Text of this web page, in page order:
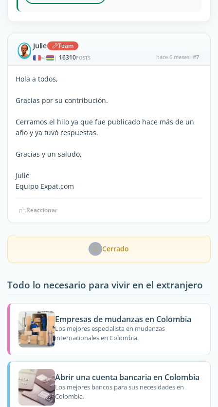
Julie Team
| 16310POSTS hace 6 meses #7
Hola a todos,
Gracias por su contribución.
Cerramos el hilo ya que fue publicado hace más de un
año y ya tuvó respuestas.
Gracias y un saludo,
Julie
Equipo Expat.com
Reaccionar
Cerrado
Todo lo necesario para vivir en el extranjero
Empresas de mudanzas en Colombia
Los mejores especialista en mudanzas
internacionales en Colombia.
Abrir una cuenta bancaria en Colombia
Los mejores bancos para sus necesidades en
Colombia.